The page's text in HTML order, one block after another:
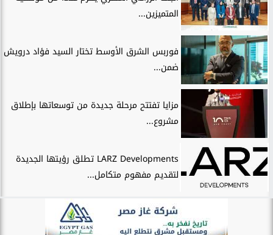
المتميزين...
فوربس الشرق الأوسط تختار السيد فؤاد درويش
ضمن...
مزايا تفتتح مرحلة جديدة من توسعاتها بإطلاق
مشروع...
LARZ Developments تطلق رؤيتها الجديدة
لتقديم مفهوم متكامل...